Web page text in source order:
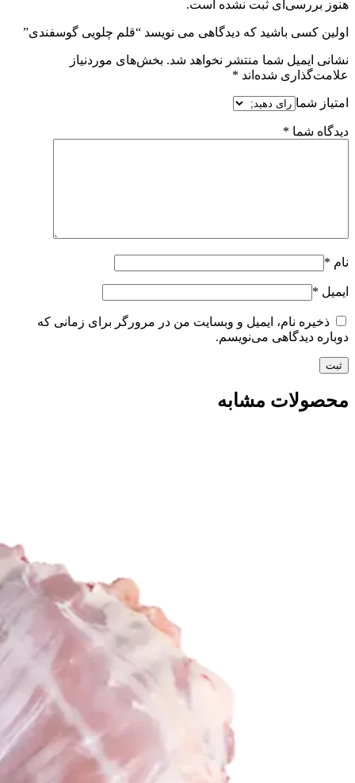
هنوز بررسی‌ای ثبت نشده است.
اولین کسی باشید که دیدگاهی می نویسد “قلم چلویی گوسفندی”
نشانی ایمیل شما منتشر نخواهد شد. بخش‌های موردنیاز
علامت‌گذاری شده‌اند *
امتیاز شما
دیدگاه شما *
نام *
ایمیل *
ذخیره نام، ایمیل و وبسایت من در مرورگر برای زمانی که
دوباره دیدگاهی می‌نویسم.
محصولات مشابه